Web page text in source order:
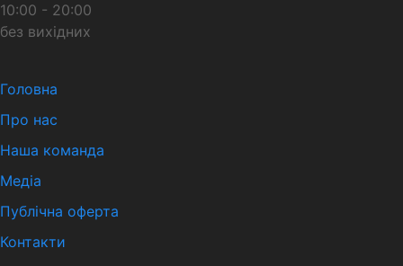
10:00 - 20:00
без вихідних
Головна
Про нас
Наша команда
Медіа
Публічна оферта
Контакти